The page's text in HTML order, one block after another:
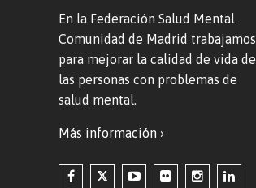
En la Federación Salud Mental
Comunidad de Madrid trabajamos
para mejorar la calidad de vida de
las personas con problemas de
salud mental.
Más información ›